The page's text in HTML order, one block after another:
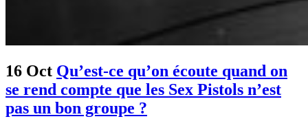
16 Oct Qu’est-ce qu’on écoute quand on
se rend compte que les Sex Pistols n’est
pas un bon groupe ?